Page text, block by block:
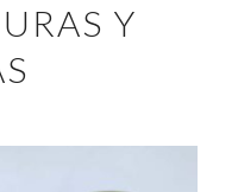
Y